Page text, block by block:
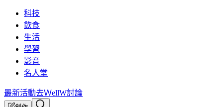
科技
飲食
生活
學習
影音
名人堂
最新活動去ＷellW討論